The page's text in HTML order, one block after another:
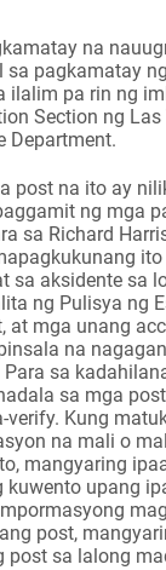
na
sa pagkamatay
ilalim pa rin ng
Section ng Las
Department.
post na ito ay
ng mga
sa Richard
sa aksidente sa
ng Pulisya ng
at mga unang
na
sa
sa mga
verify. Kung
na mali o
mangyaring
upang
post,
post sa lalong